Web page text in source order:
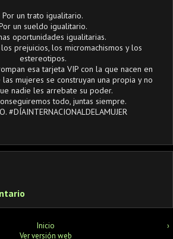
Por un trato igualitario.
un sueldo igualitario.
oportunidades igualitarias.
prejuicios, los micromachismos y los
estereotipos.
esa tarjeta VIP con la que nacen en
las mujeres se construyan una propia y no
nadie les arrebate su poder.
todo, juntas siempre.
#DÍAINTERNACIONALDELAMUJER
›
Inicio
Ver versión web